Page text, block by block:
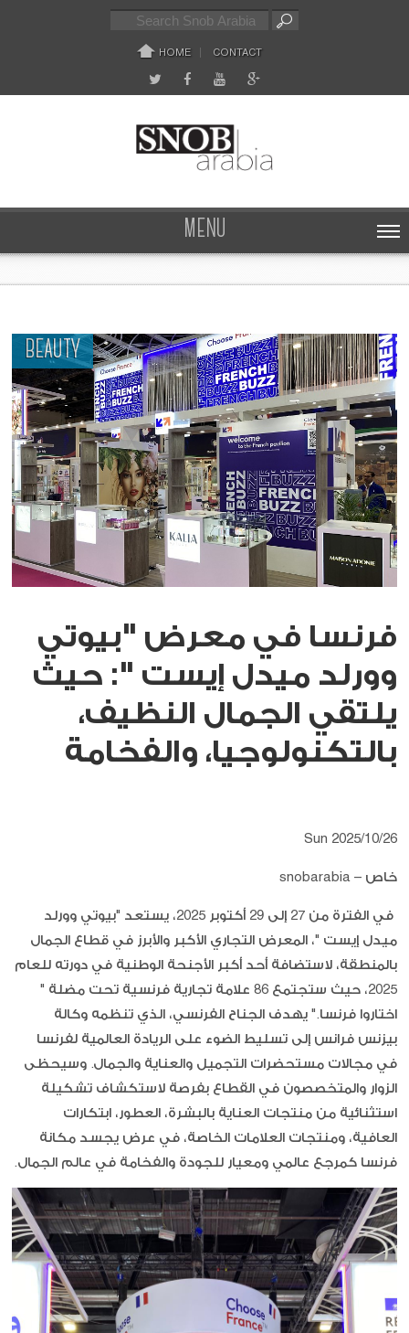
HOME CONTACT
MENU
BEAUTY
فرنسا في معرض "بيوتي
وورلد ميدل إيست ": حيث
يلتقي الجمال النظيف،
بالتكنولوجيا، والفخامة
Sun 2025/10/26
خاص – snobarabia
في الفترة من 27 إلى 29 أكتوبر 2025، يستعد "بيوتي وورلد
ميدل إيست "، المعرض التجاري الأكبر والأبرز في قطاع الجمال
بالمنطقة، لاستضافة أحد أكبر الأجنحة الوطنية في دورته للعام
2025، حيث ستجتمع 86 علامة تجارية فرنسية تحت مضلة "
اختاروا فرنسا." يهدف الجناح الفرنسي، الذي تنظمه وكالة
بيزنس فرانس إلى تسليط الضوء على الريادة العالمية لفرنسا
في مجالات مستحضرات التجميل والعناية والجمال. وسيحظى
الزوار والمتخصصون في القطاع بفرصة لاستكشاف تشكيلة
استثنائية من منتجات العناية بالبشرة، العطور، ابتكارات
العافية، ومنتجات العلامات الخاصة، في عرض يجسد مكانة
فرنسا كمرجع عالمي ومعيار للجودة والفخامة في عالم الجمال.